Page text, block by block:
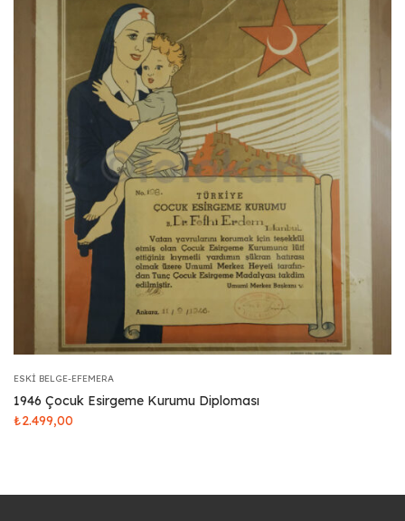
ESKI BELGE-EFEMERA
1946 Çocuk Esirgeme Kurumu Diploması
₺2.499,00